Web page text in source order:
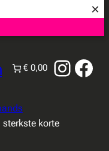
×
€ 0,00
sterkste korte